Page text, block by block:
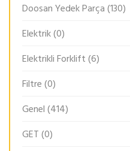
Doosan Yedek Parça(130)
Elektrik(0)
Elektrikli Forklift(6)
Filtre(0)
Genel(414)
GET(0)